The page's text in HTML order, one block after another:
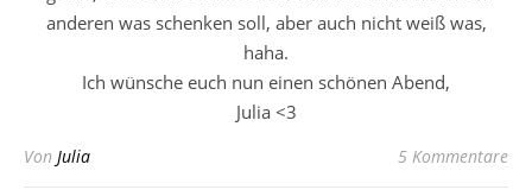
anderen was schenken soll, aber auch nicht weiß was,
haha.
Ich wünsche euch nun einen schönen Abend,
Julia <3
Von Julia 5 Kommentare